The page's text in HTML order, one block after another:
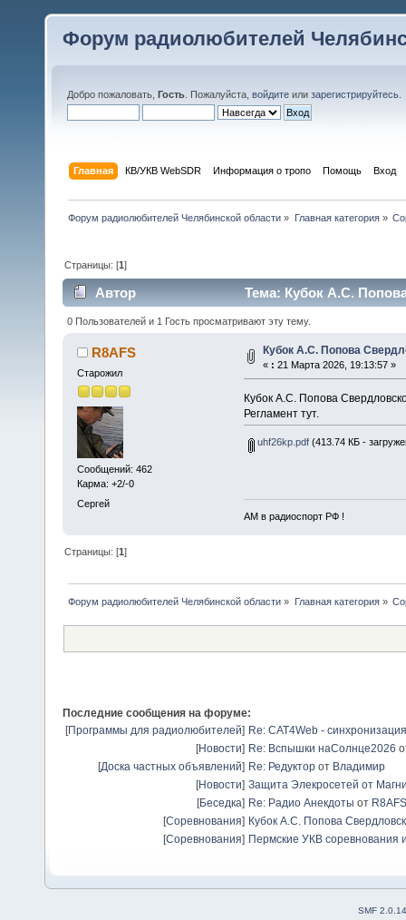
Форум радиолюбителей
Добро пожаловать, Гость . Пожалуйста, войдите или зарегистрируйтесь
Главная КВ/УКВ WebSDR Информация о тропо Помощь Вход
Форум радиолюбителей Челябинской области » Главная категория»
Страницы: [1]
Автор Тема: Кубок А.С.
0 Пользователей и 1 Гость просматривают эту тему.
R8AFS
Старожил
Сообщений: 462
Карма: +2/-0
Сергей
Кубок А.С. Попова
« : 21 Марта 2026, 19:13:57 »
Кубок А.С. Попова
Регламент тут.
uhf26kp.pdf(413.74 КБ -
АМ в радиоспорт РФ !
Страницы: [1]
Форум радиолюбителей Челябинской области » Главная категория»
Последние сообщения на форуме:
[Программы для радиолюбителей] Re: CAT4Web -
[Новости] Re: Вспышки наСолнце2026
[Доска частных объявлений] Re: Редуктор от Владимир
[Новости] Защита Элекросетей от
[Беседка] Re: Радио Анекдоты от R8AFS
[Соревнования] Кубок А.С. Попова
[Соревнования] Пермские УКВ соревнования
SMF 2.0.14